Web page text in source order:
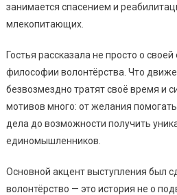
занимается спасением и
млекопитающих.
Гостья рассказала не просто о
философии волонтёрства. Что
безвозмездно тратят своё время и
мотивов много: от желания
дела до возможности получить
единомышленников.
Основной акцент выступления был
волонтёрство — это история не о